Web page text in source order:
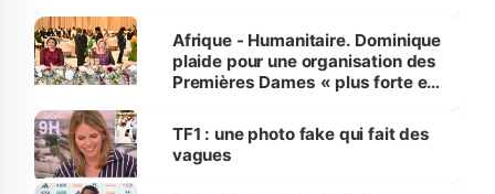
Afrique - Humanitaire. Dominique
plaide pour une organisation des
Premières Dames « plus forte et
sur la scène internationale »
TF1 : une photo fake qui fait des
vagues